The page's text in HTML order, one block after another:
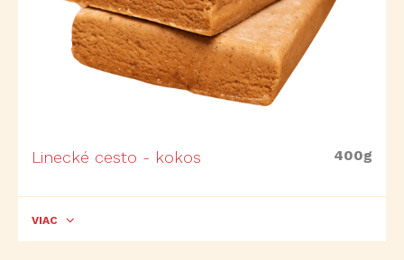
Linecké cesto - kokos 400g
VIAC